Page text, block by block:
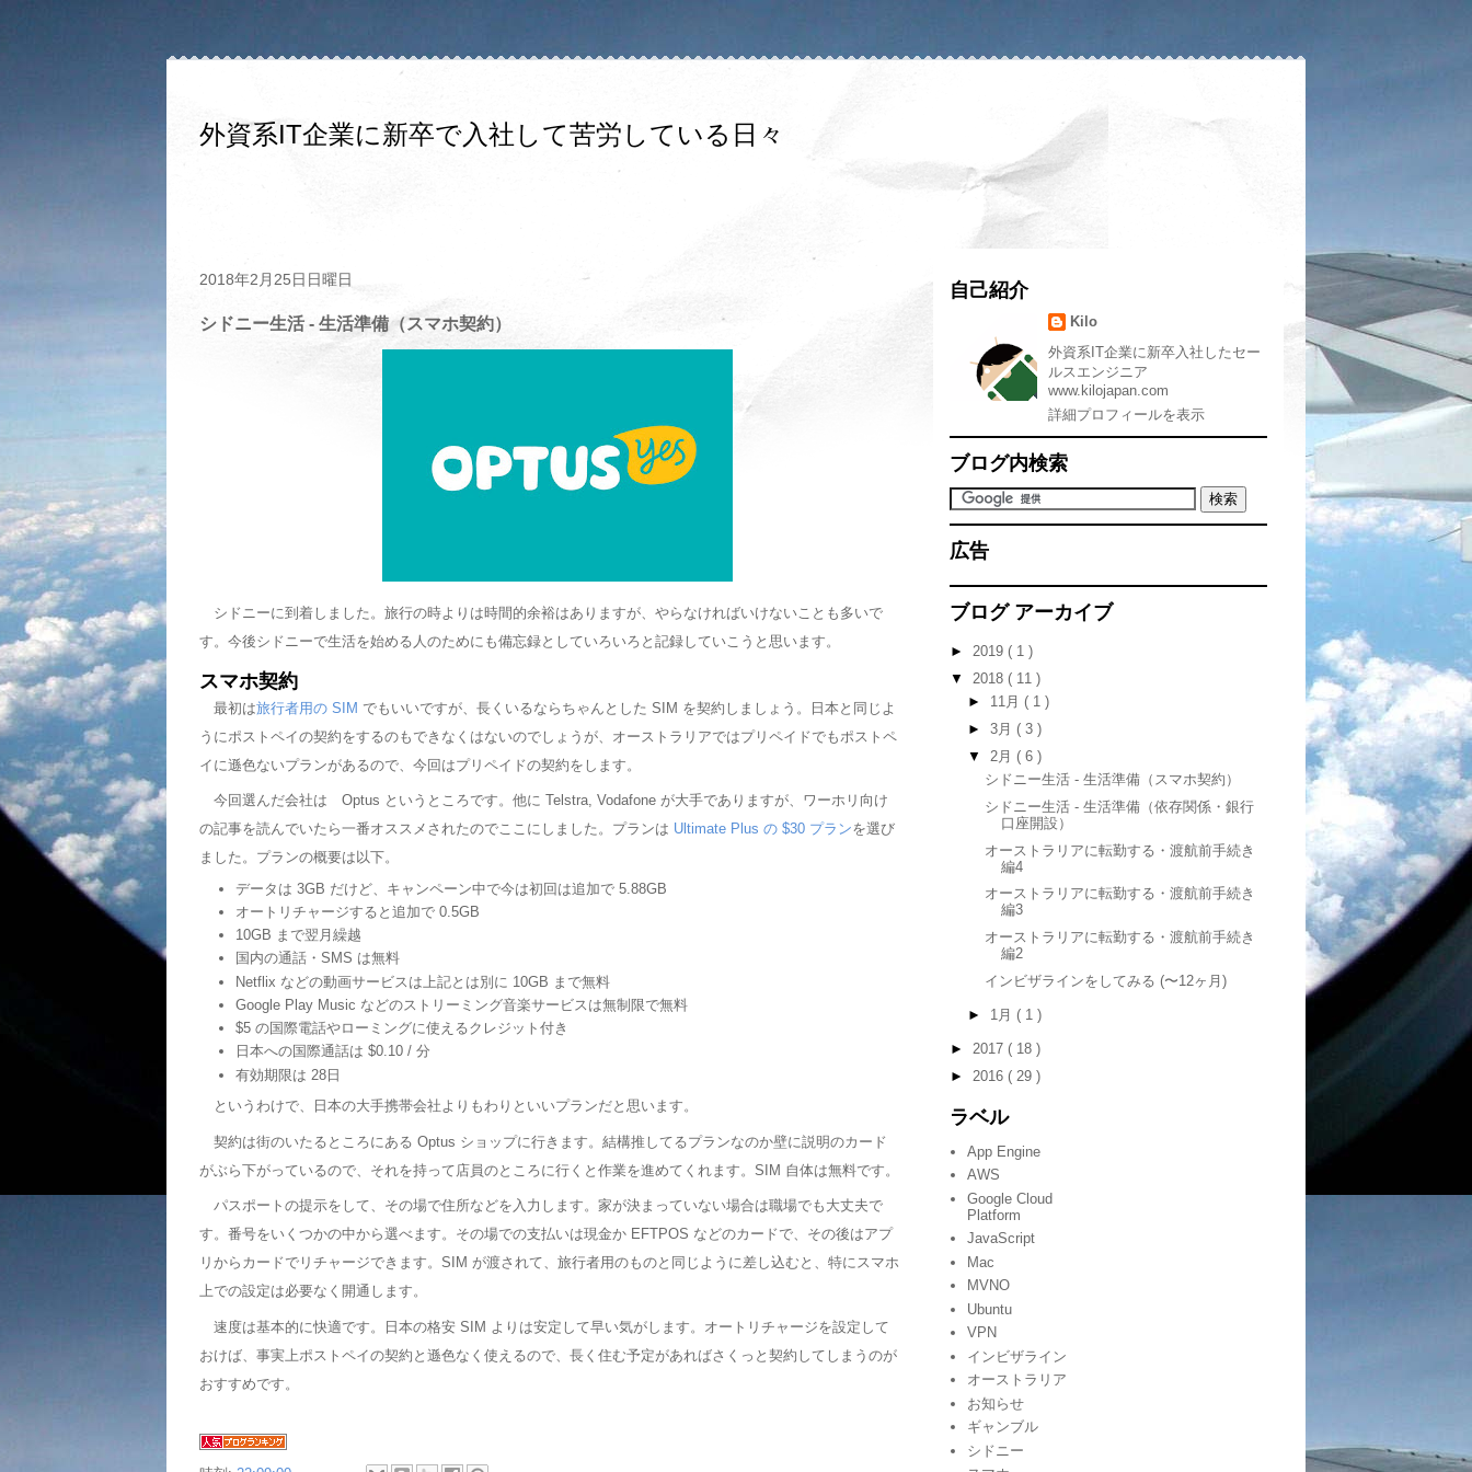
外資系IT企業に新卒で入社して苦労している日々
2018年2月25日日曜日
シドニー生活 - 生活準備（スマホ契約）
シドニーに到着しました。旅行の時よりは時間的余裕はありますが、やらなければいけないことも多いで
す。今後シドニーで生活を始める人のためにも備忘録としていろいろと記録していこうと思います。
スマホ契約
最初は旅行者用の SIM でもいいですが、長くいるならちゃんとした SIM を契約しましょう。日本と同じよ
うにポストペイの契約をするのもできなくはないのでしょうが、オーストラリアではプリペイドでもポストペ
イに遜色ないプランがあるので、今回はプリペイドの契約をします。
今回選んだ会社は Optus というところです。他に Telstra, Vodafone が大手でありますが、ワーホリ向け
の記事を読んでいたら一番オススメされたのでここにしました。プランは Ultimate Plus の $30 プランを選び
ました。プランの概要は以下。
データは 3GB だけど、キャンペーン中で今は初回は追加で 5.88GB
オートリチャージすると追加で 0.5GB
10GB まで翌月繰越
国内の通話・SMS は無料
Netflix などの動画サービスは上記とは別に 10GB まで無料
Google Play Music などのストリーミング音楽サービスは無制限で無料
$5 の国際電話やローミングに使えるクレジット付き
日本への国際通話は $0.10 / 分
有効期限は 28日
というわけで、日本の大手携帯会社よりもわりといいプランだと思います。
契約は街のいたるところにある Optus ショップに行きます。結構推してるプランなのか壁に説明のカード
がぶら下がっているので、それを持って店員のところに行くと作業を進めてくれます。SIM 自体は無料です。
パスポートの提示をして、その場で住所などを入力します。家が決まっていない場合は職場でも大丈夫で
す。番号をいくつかの中から選べます。その場での支払いは現金か EFTPOS などのカードで、その後はアプ
リからカードでリチャージできます。SIM が渡されて、旅行者用のものと同じように差し込むと、特にスマホ
上での設定は必要なく開通します。
速度は基本的に快適です。日本の格安 SIM よりは安定して早い気がします。オートリチャージを設定して
おけば、事実上ポストペイの契約と遜色なく使えるので、長く住む予定があればさくっと契約してしまうのが
おすすめです。
自己紹介
Kilo
外資系IT企業に新卒入社したセー
ルスエンジニア
www.kilojapan.com
詳細プロフィールを表示
ブログ内検索
広告
ブログ アーカイブ
► 2019 ( 1 )
▼ 2018 ( 11 )
► 11月 ( 1 )
► 3月 ( 3 )
▼ 2月 ( 6 )
シドニー生活 - 生活準備（スマホ契約）
シドニー生活 - 生活準備（依存関係・銀行
口座開設）
オーストラリアに転勤する・渡航前手続き
編4
オーストラリアに転勤する・渡航前手続き
編3
オーストラリアに転勤する・渡航前手続き
編2
インビザラインをしてみる (〜12ヶ月)
► 1月 ( 1 )
► 2017 ( 18 )
► 2016 ( 29 )
ラベル
App Engine
AWS
Google Cloud
Platform
JavaScript
Mac
MVNO
Ubuntu
VPN
インビザライン
オーストラリア
お知らせ
ギャンブル
シドニー